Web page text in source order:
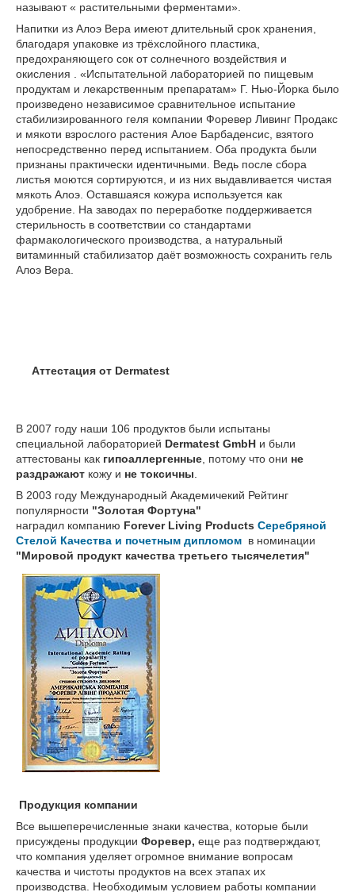
называют « растительными ферментами».
Напитки из Алоэ Вера имеют длительный срок хранения,
благодаря упаковке из трёхслойного пластика,
предохраняющего сок от солнечного воздействия и
окисления . «Испытательной лабораторией по пищевым
продуктам и лекарственным препаратам» Г. Нью-Йорка было
произведено независимое сравнительное испытание
стабилизированного геля компании Форевер Ливинг Продакс
и мякоти взрослого растения Алое Барбаденсис, взятого
непосредственно перед испытанием. Оба продукта были
признаны практически идентичными. Ведь после сбора
листья моются сортируются, и из них выдавливается чистая
мякоть Алоэ. Оставшаяся кожура используется как
удобрение. На заводах по переработке поддерживается
стерильность в соответствии со стандартами
фармакологического производства, а натуральный
витаминный стабилизатор даёт возможность сохранить гель
Алоэ Вера.
Аттестация от Dermatest
В 2007 году наши 106 продуктов были испытаны
специальной лабораторией Dermatest GmbH и были
аттестованы как гипоаллергенные , потому что они не
раздражают кожу и не токсичны
В 2003 году Международный Академичекий Рейтинг
популярности "Золотая Фортуна"
наградил компанию Forever Living Products Серебряной
Стелой Качества и почетным дипломом в номинации
"Мировой продукт качества третьего тысячелетия"
Продукция компании
Все вышеперечисленные знаки качества, которые были
присуждены продукции Форевер, еще раз подтверждают,
что компания уделяет огромное внимание вопросам
качества и чистоты продуктов на всех этапах их
производства. Необходимым условием работы компании